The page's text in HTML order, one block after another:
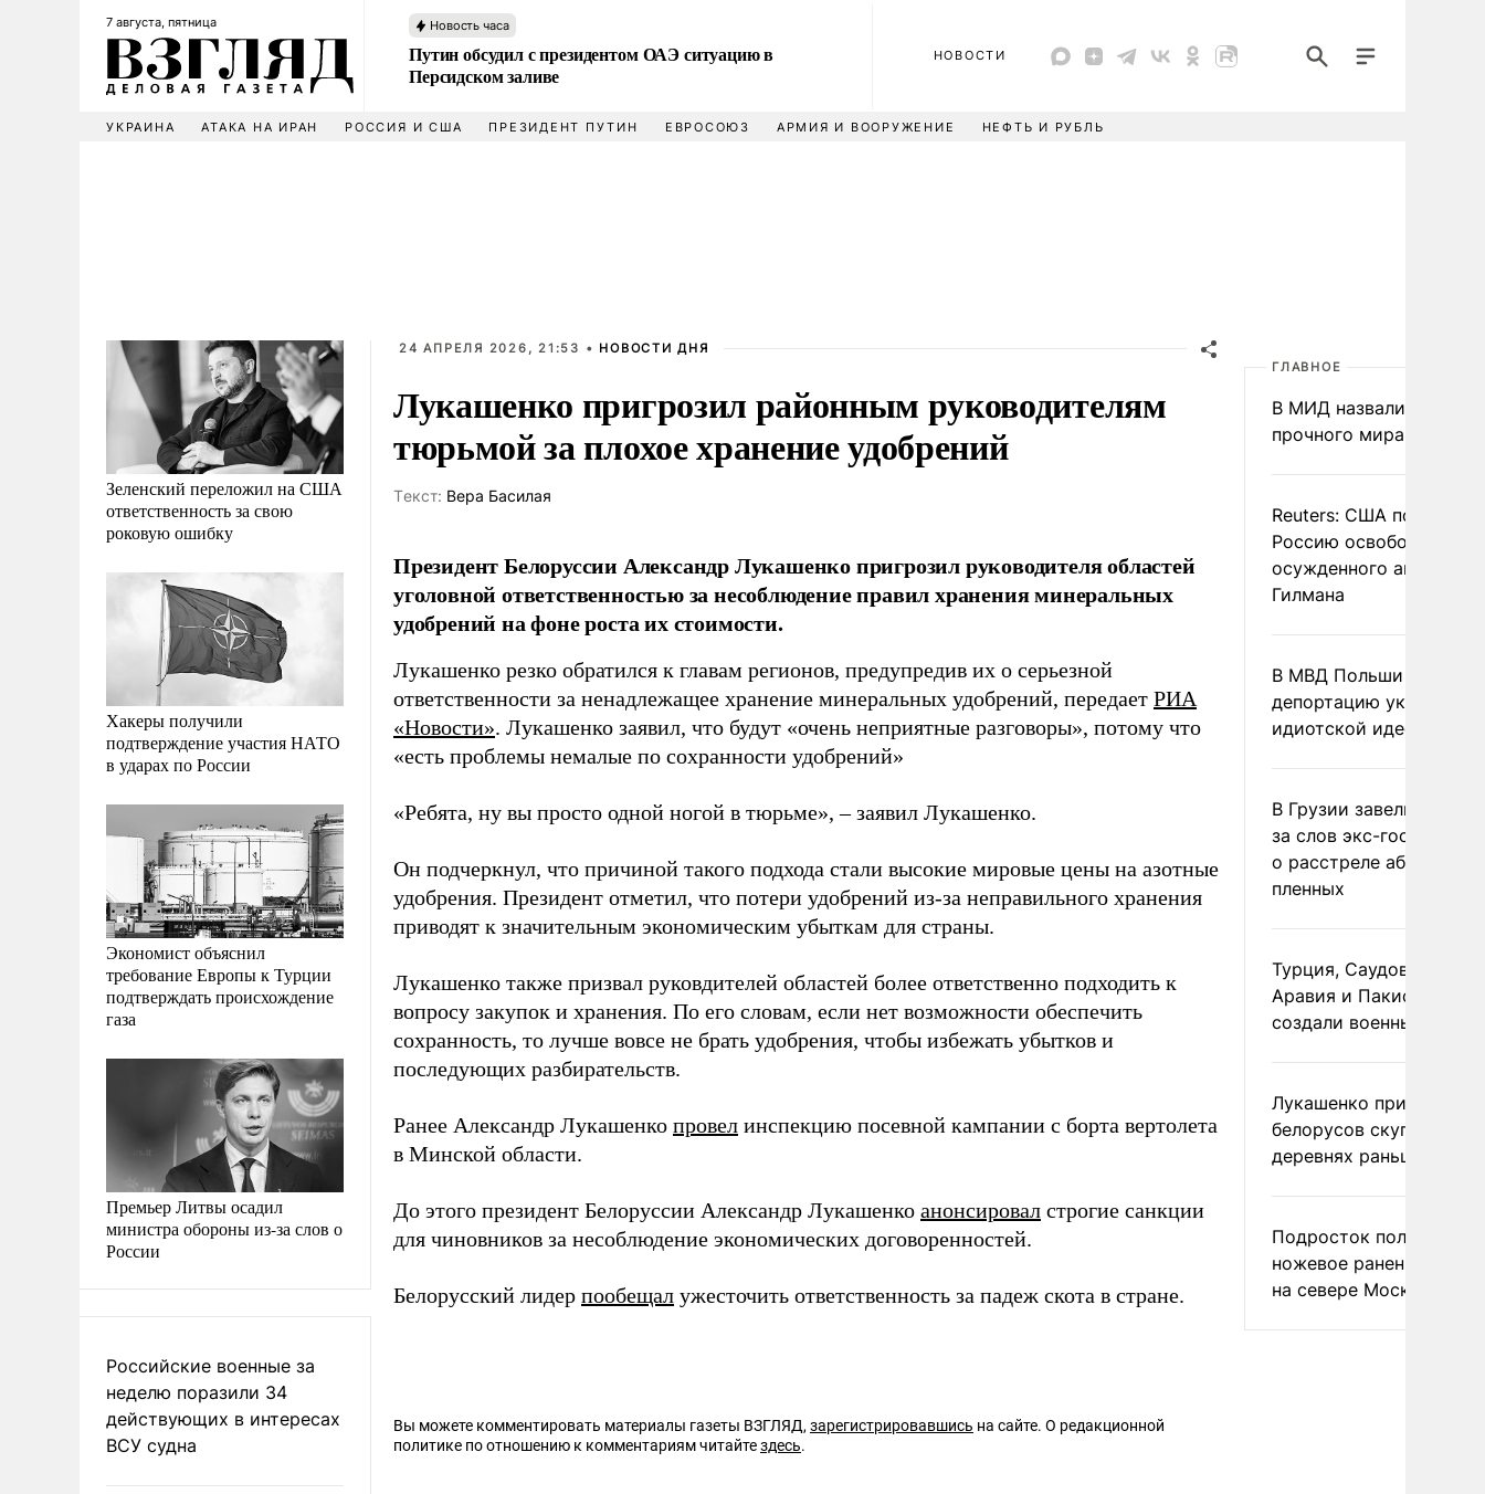
7 августа, пятница Новость часа
Путин обсудил с президентом ОАЭ ситуацию в
Персидском заливе
НОВОСТИ
УКРАИНА АТАКА НА ИРАН РОССИЯ И США ПРЕЗИДЕНТ ПУТИН ЕВРОСОЮЗ АРМИЯ И ВООРУЖЕНИЕ НЕФТЬ И РУБЛЬ
Зеленский переложил на США
ответственность за свою
роковую ошибку
Хакеры получили
подтверждение участия НАТО
в ударах по России
Экономист объяснил
требование Европы к Турции
подтверждать происхождение
газа
Премьер Литвы осадил
министра обороны из-за слов о
России
Российские военные за
неделю поразили 34
действующих в интересах
ВСУ судна
24 АПРЕЛЯ 2026, 21:53 • НОВОСТИ ДНЯ
Лукашенко пригрозил районным руководителям
тюрьмой за плохое хранение удобрений
Tекст: Вера Басилая
Президент Белоруссии Александр Лукашенко пригрозил руководителя областей
уголовной ответственностью за несоблюдение правил хранения минеральных
удобрений на фоне роста их стоимости.
Лукашенко резко обратился к главам регионов, предупредив их о серьезной
ответственности за ненадлежащее хранение минеральных удобрений, передает РИА
«Новости». Лукашенко заявил, что будут «очень неприятные разговоры», потому что
«есть проблемы немалые по сохранности удобрений»
«Ребята, ну вы просто одной ногой в тюрьме», – заявил Лукашенко.
Он подчеркнул, что причиной такого подхода стали высокие мировые цены на азотные
удобрения. Президент отметил, что потери удобрений из-за неправильного хранения
приводят к значительным экономическим убыткам для страны.
Лукашенко также призвал руковдителей областей более ответственно подходить к
вопросу закупок и хранения. По его словам, если нет возможности обеспечить
сохранность, то лучше вовсе не брать удобрения, чтобы избежать убытков и
последующих разбирательств.
Ранее Александр Лукашенко провел инспекцию посевной кампании с борта вертолета
в Минской области.
До этого президент Белоруссии Александр Лукашенко анонсировал строгие санкции
для чиновников за несоблюдение экономических договоренностей.
Белорусский лидер пообещал ужесточить ответственность за падеж скота в стране.
Вы можете комментировать материалы газеты ВЗГЛЯД, зарегистрировавшись на сайте. О редакционной
политике по отношению к комментариям читайтездесь.
ГЛАВНОЕ
В МИД назвали условия
прочного мира на
Reuters: США
Россию освободить
осужденного
Гилмана
В МВД Польши назвали
депортацию украинцев
идиотской идеей
В Грузии завели дело
за слов экс-
о расстреле абхазских
пленных
Турция, Саудовская
Аравия и Пакистан
создали военный союз
Лукашенко призвал
белорусов скупать
деревнях раньше
Подросток получил
ножевое ранение в
на севере Москвы